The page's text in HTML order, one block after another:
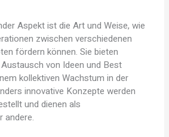
Aspekt ist die Art und Weise, wie
zwischen verschiedenen
fördern können. Sie bieten
von Ideen und Best
kollektiven Wachstum in der
innovative Konzepte werden
und dienen als
andere.